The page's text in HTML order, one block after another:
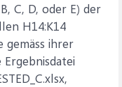
C, D, oder E) der
H14:K14
gemäss ihrer